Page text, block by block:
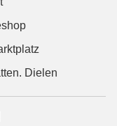
Dielen